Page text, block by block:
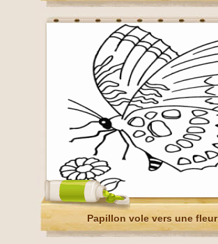
Papillon vole vers une fleur